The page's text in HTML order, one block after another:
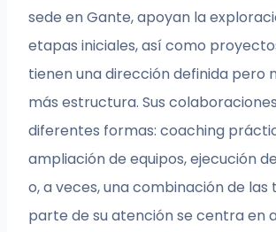
sede en Gante, apoyan la
etapas iniciales, así como
tienen una dirección definida pero
más estructura. Sus
diferentes formas: coaching
ampliación de equipos, ejecución
o, a veces, una combinación de las
parte de su atención se centra en